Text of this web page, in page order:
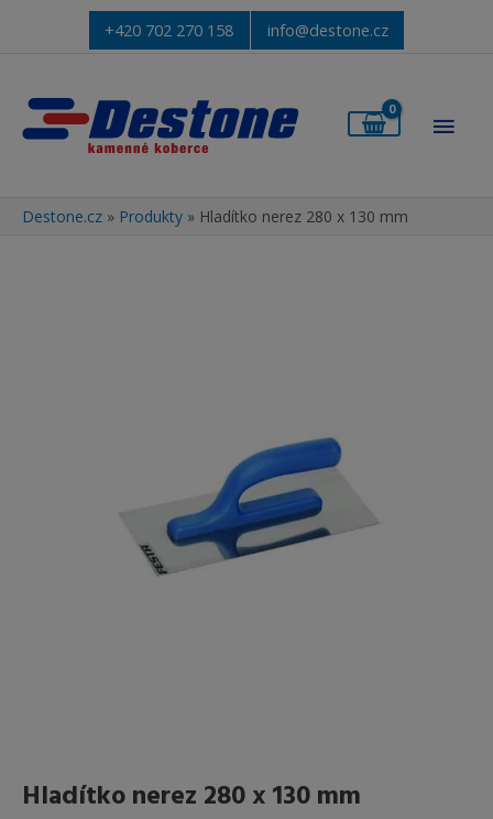
+420 702 270 158 info@destone.cz
Destone.cz » Produkty » Hladítko nerez 280 x 130 mm
Hladítko nerez 280 x 130 mm